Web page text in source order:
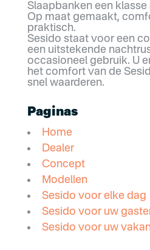
Slaapbanken een klasse
Op maat gemaakt,
praktisch.
Sesido staat voor een
een uitstekende
occasioneel gebruik. U
het comfort van de
snel waarderen.
Paginas
Home
Dealer
Concept
Modellen
Sesido voor elke dag
Sesido voor uw
Sesido voor uw